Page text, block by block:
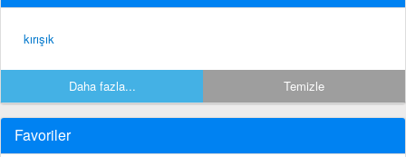
kırışık
Daha fazla... Temizle
Favoriler